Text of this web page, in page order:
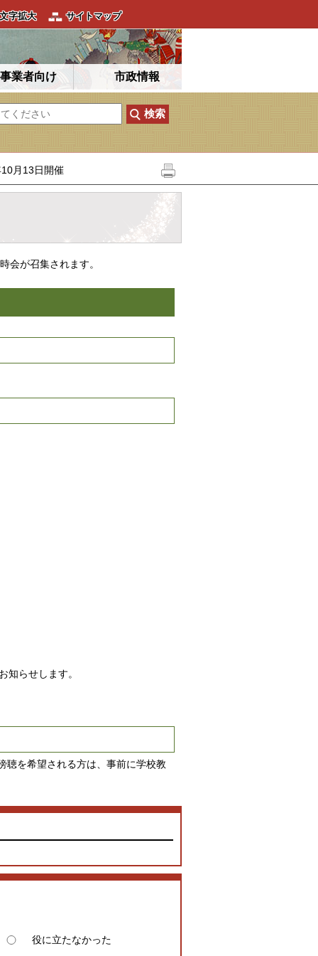
文字拡大 サイトマップ
事業者向け 市政情報
月13日開催
会が召集されます。
らせします。
聴を希望される方は、事前に学校教
役に立たなかった